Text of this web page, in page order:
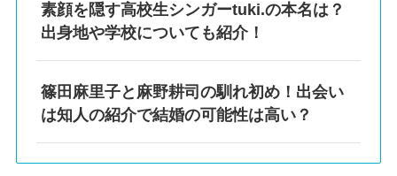
素顔を隠す高校生シンガーtuki.の本名は？
出身地や学校についても紹介！
篠田麻里子と麻野耕司の馴れ初め！出会い
は知人の紹介で結婚の可能性は高い？